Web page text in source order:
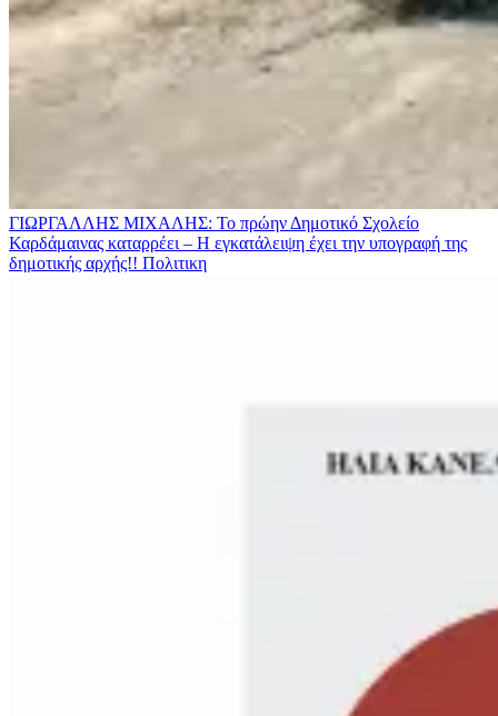
ΓΙΩΡΓΑΛΛΗΣ ΜΙΧΑΛΗΣ: Το πρώην Δημοτικό Σχολείο
Καρδάμαινας καταρρέει – Η εγκατάλειψη έχει την υπογραφή της
δημοτικής αρχής!! Πολιτικη